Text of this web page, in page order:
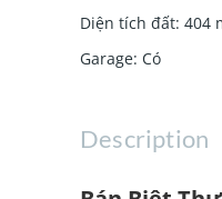
Diện tích đất: 404
Garage: Có
Description